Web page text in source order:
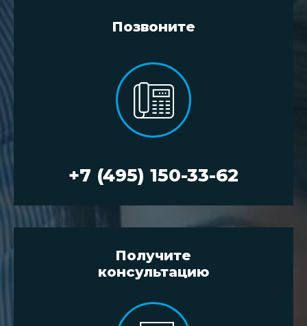
Позвоните
+7 (495) 150-33-62
Получите
консультацию